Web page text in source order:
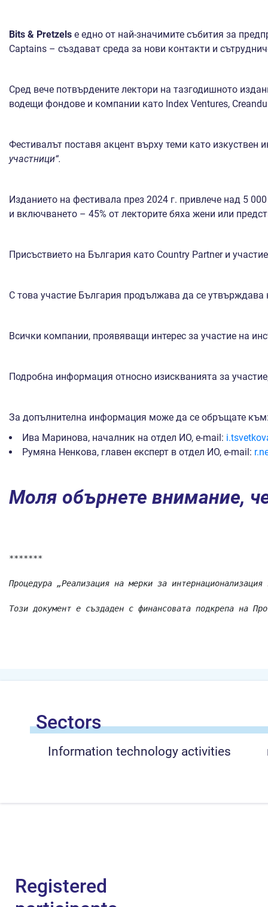
Bits & Pretzels е едно от най-значимите събития за
Captains – създават среда за нови контакти и
Сред вече потвърдените лектори на тазгодишното
водещи фондове и компании като Index Ventures,
Фестивалът поставя акцент върху теми като
участници“.
Изданието на фестивала през 2024 г. привлече над 5
и включването – 45% от лекторите бяха жени или
Присъствието на България като Country Partner и
С това участие България продължава да се
Всички компании, проявяващи интерес за участие на
Подробна информация относно изискванията за
За допълнителна информация може да се обръщате
Ива Маринова, началник на отдел ИО, e-mail:
Румяна Ненкова, главен експерт в отдел ИО, e-mail:
Моля обърнете внимание,
*******
Процедура „Реализация на мерки за
Този документ е създаден с финансовата подкрепа на
Sectors
Information technology activities
Registered